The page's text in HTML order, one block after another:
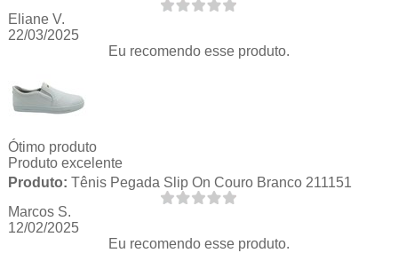
Eliane V.
22/03/2025
Eu recomendo esse produto.
Ótimo produto
Produto excelente
Produto: Tênis Pegada Slip On Couro Branco 211151
Marcos S.
12/02/2025
Eu recomendo esse produto.